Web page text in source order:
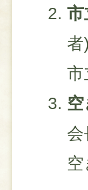
市
者)
市
会